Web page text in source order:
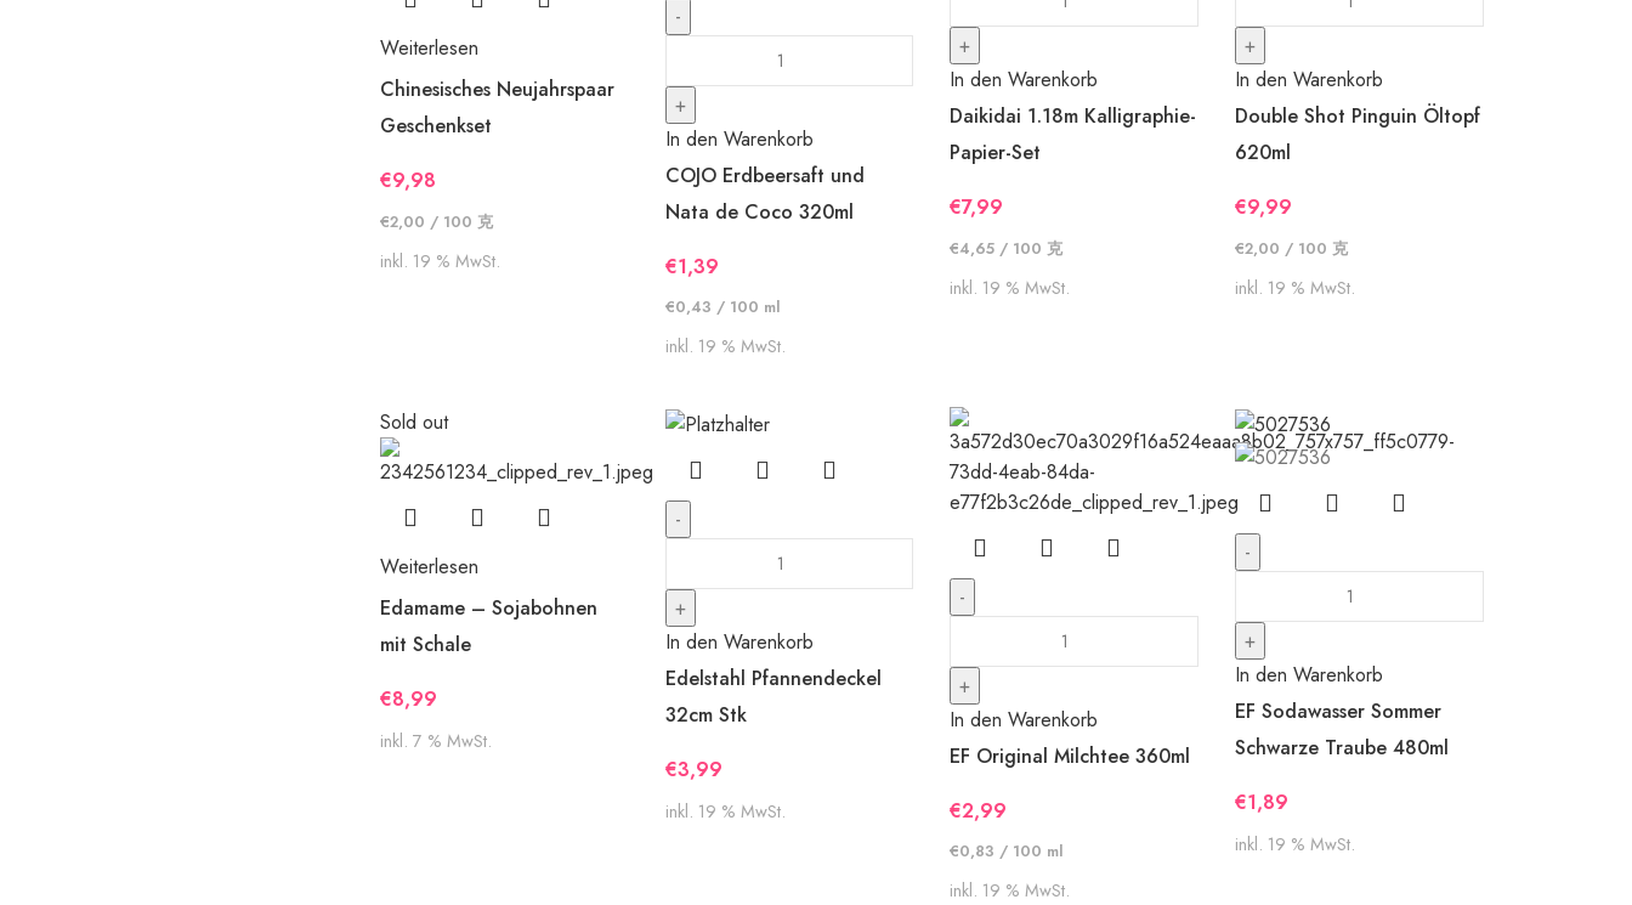
Weiterlesen
Chinesisches Neujahrspaar
Geschenkset
€9,98
€2,00 / 100 克
inkl. 19 % MwSt.
In den Warenkorb
COJO Erdbeersaft und
Nata de Coco 320ml
€1,39
€0,43 / 100 ml
inkl. 19 % MwSt.
In den Warenkorb
Daikidai 1.18m Kalligraphie-
Papier-Set
€7,99
€4,65 / 100 克
inkl. 19 % MwSt.
In den Warenkorb
Double Shot Pinguin Öltopf
620ml
€9,99
€2,00 / 100 克
inkl. 19 % MwSt.
Sold out
Weiterlesen
Edamame – Sojabohnen
mit Schale
€8,99
inkl. 7 % MwSt.
In den Warenkorb
Edelstahl Pfannendeckel
32cm Stk
€3,99
inkl. 19 % MwSt.
In den Warenkorb
EF Original Milchtee 360ml
€2,99
€0,83 / 100 ml
inkl. 19 % MwSt.
In den Warenkorb
EF Sodawasser Sommer
Schwarze Traube 480ml
€1,89
inkl. 19 % MwSt.